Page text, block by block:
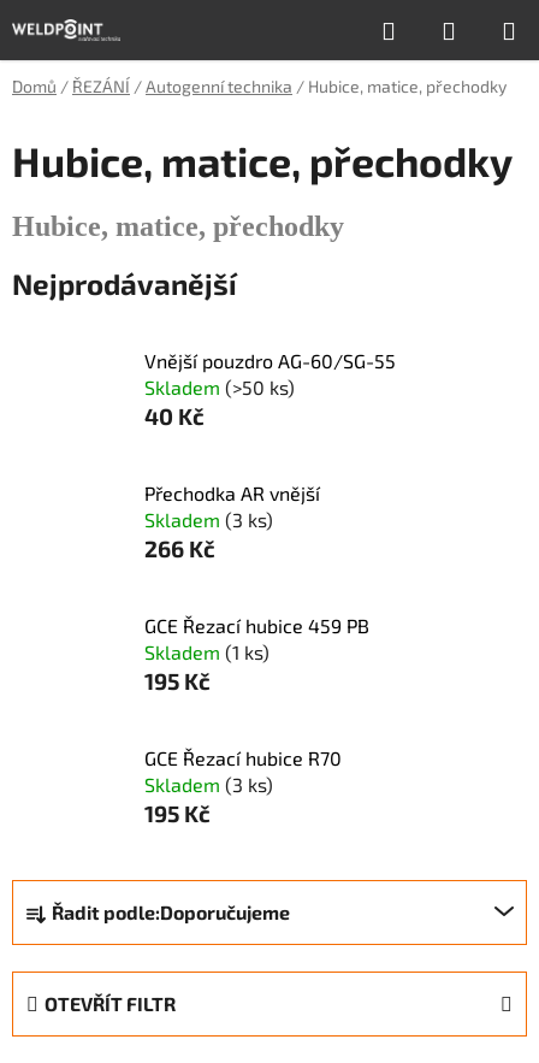
na
obsah
Hledat
KOŠÍK
Domů / ŘEZÁNÍ /Autogenní technika / Hubice, matice, přechodky
Hubice, matice, přechodky
Hubice, matice, přechodky
Nejprodávanější
Vnější pouzdro AG-60/SG-55
Skladem (>50 ks)
40 Kč
Přechodka AR vnější
Skladem (3 ks)
266 Kč
GCE Řezací hubice 459 PB
Skladem (1 ks)
195 Kč
GCE Řezací hubice R70
Skladem (3 ks)
195 Kč
Ř
a
z
Řadit podle:Doporučujeme
OTEVŘÍT FILTR